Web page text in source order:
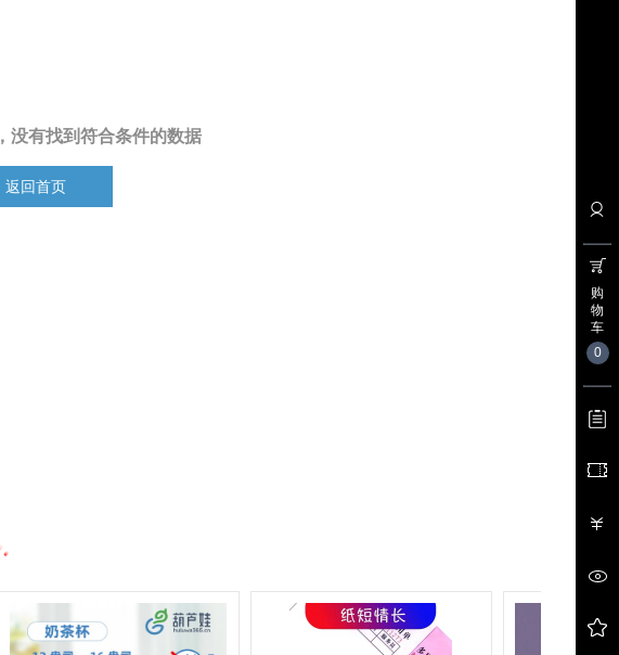
没有找到符合条件的数据
返回首页
购
物
车
0